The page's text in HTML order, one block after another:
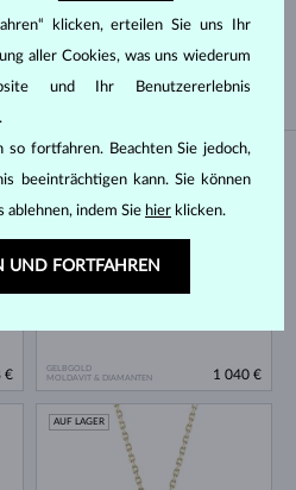
TAHITI
SÜDPAZIFIK, SÜSSWASSER
€
GELBGOLD
MOLDAVIT & DIAMANTEN
AUF LAGER
1 040 €
AUF LAGER
klicken, erteilen Sie uns Ihr
aller Cookies, was uns wiederum
und Ihr Benutzererlebnis
so fortfahren. Beachten Sie jedoch,
beeinträchtigen kann. Sie können
ablehnen, indem Sie hier klicken.
UND FORTFAHREN